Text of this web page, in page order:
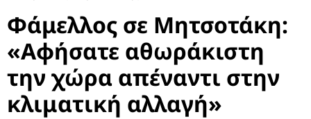
Φάμελλος σε Μητσοτάκη:
«Αφήσατε αθωράκιστη
την χώρα απέναντι στην
κλιματική αλλαγή»